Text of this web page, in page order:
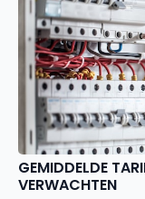
GEMIDDELDE
VERWACHTEN